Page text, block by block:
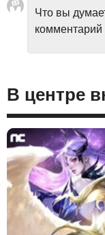
Что вы
комментарий
В центре